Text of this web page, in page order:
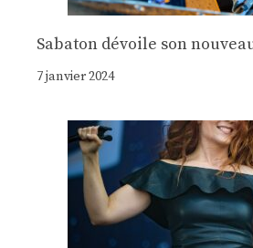
Sabaton dévoile son
7 janvier 2024